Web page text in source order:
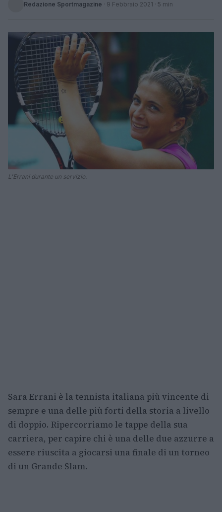
Redazione Sportmagazine · 9 Febbraio 2021 · 5 min
L'Errani durante un servizio.
Sara Errani è la tennista italiana più vincente di
sempre e una delle più forti della storia a livello
di doppio. Ripercorriamo le tappe della sua
carriera, per capire chi è una delle due azzurre a
essere riuscita a giocarsi una finale di un torneo
di un Grande Slam.